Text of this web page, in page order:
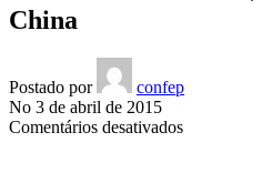
China
Postado por
confep
No 3 de abril de 2015
Comentários desativadosem